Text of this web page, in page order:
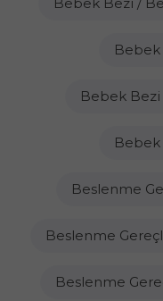
Bebek
Bebek
Beslenme
Beslenme
Beslenme